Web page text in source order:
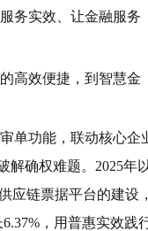
务实效、让金融服务
高效便捷，到智慧金
单功能，联动核心企
解确权难题。2025年
应链票据平台的建设
，用普惠实效践